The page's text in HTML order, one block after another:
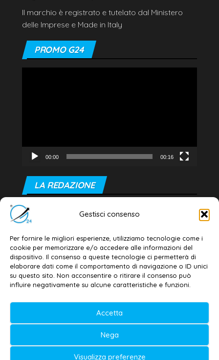
Gestisci consenso
Per fornire le migliori esperienze, utilizziamo tecnologie come i
cookie per memorizzare e/o accedere alle informazioni del
dispositivo. Il consenso a queste tecnologie ci permetterà di
elaborare dati come il comportamento di navigazione o ID unici
su questo sito. Non acconsentire o ritirare il consenso può
influire negativamente su alcune caratteristiche e funzioni.
Accetta
Nega
Visualizza preferenze
Il marchio è registrato e tutelato dal Ministero
delle Imprese e Made in Italy
PROMO G24
00:00 00:16
LA REDAZIONE
Editore e direttore responsabile:
Dott. Daniele G. Masciullo
Email: redazione@galatina24.it
Contatti –Disclaimer
Privacy policy –Cookie policy
Testata iscritta al n. 11/2020 Registro della
Stampa Tribunale di Lecce
Editore e direttore responsabile: